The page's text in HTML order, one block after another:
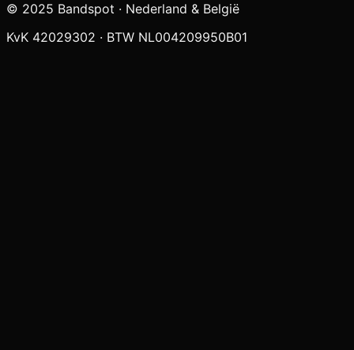
© 2025 Bandspot · Nederland & België
KvK 42029302 · BTW NL004209950B01